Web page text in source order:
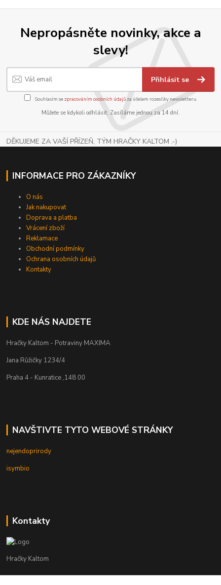
Nepropásněte novinky, akce a
slevy!
Přihlásit se
Souhlasím se zpracováním osobních údajůza účelem rozesílky newsletteru.
Můžete se kdykoli odhlásit. Zasíláme jednou za 14 dní.
DĚKUJEME ZA VAŠÍ PŘÍZEŇ, TÝM HRAČKY KALTOM .-)
INFORMACE PRO ZÁKAZNÍKY
O nás
Jak nakupovat
Doprava a platba
Vrácení zboží
Reklamace
Obchodní podmínky
Ochrana osobních údajů
Kontakty
KDE NÁS NAJDETE
Hračky Kaltom - Potraviny MAXIMA
Jana Růžičky 1234/4
Praha 4 - Kunratice ,148 00
NAVŠTIVTE TYTO WEBOVÉ STRÁNKY
nejendoprirody
isymbio
Kontakty
Hračky Kaltom